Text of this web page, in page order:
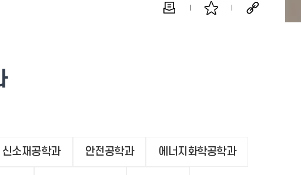
신소재공학과 안전공학과 에너지화학공학과